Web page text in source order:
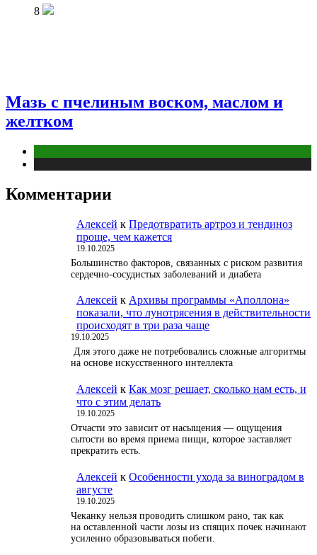
8
Мазь с пчелиным воском, маслом и
желтком
Комментарии
Алексей к Предотвратить артроз и тендиноз
проще, чем кажется
19.10.2025
Большинство факторов, связанных с риском развития
сердечно-сосудистых заболеваний и диабета
Алексей к Архивы программы «Аполлона»
показали, что лунотрясения в действительности
происходят в три раза чаще
19.10.2025
Для этого даже не потребовались сложные алгоритмы
на основе искусственного интеллекта
Алексей к Как мозг решает, сколько нам есть, и
что с этим делать
19.10.2025
Отчасти это зависит от насыщения — ощущения
сытости во время приема пищи, которое заставляет
прекратить есть.
Алексей к Особенности ухода за виноградом в
августе
19.10.2025
Чеканку нельзя проводить слишком рано, так как
на оставленной части лозы из спящих почек начинают
усиленно образовываться побеги.